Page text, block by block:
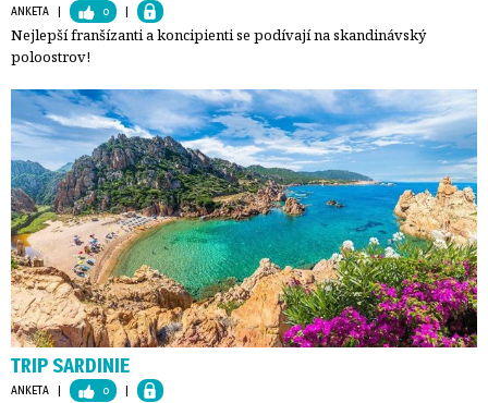
ANKETA | 0 |
Nejlepší franšízanti a koncipienti se podívají na skandinávský
poloostrov!
TRIP SARDINIE
ANKETA | 0 |